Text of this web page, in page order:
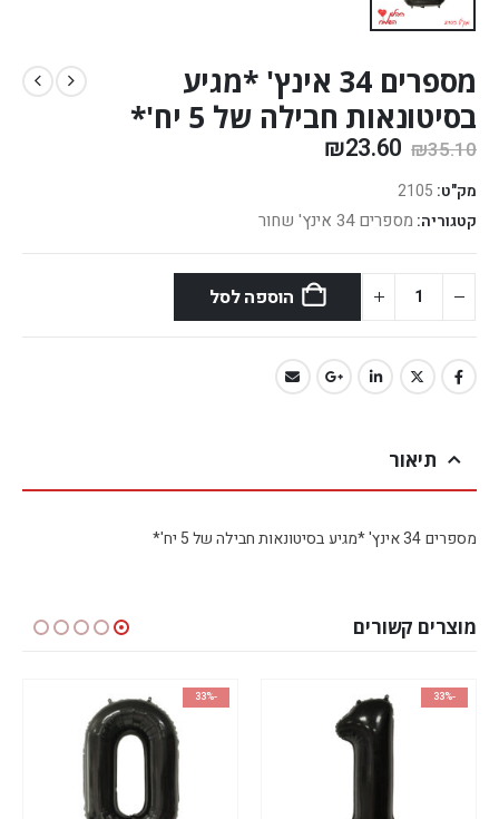
מספרים 34 אינץ' *מגיע
בסיטונאות חבילה של 5 יח'*
₪35.10
₪23.60
מק"ט: 2105
קטגוריה: מספרים 34 אינץ' שחור
הוספה לסל
תיאור
מספרים 34 אינץ' *מגיע בסיטונאות חבילה של 5 יח'*
מוצרים קשורים
-33%
-33%